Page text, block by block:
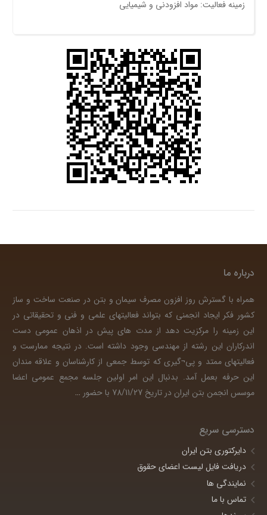
زمینه فعالیت: مواد افزودنی و شیمیایی
درباره ما
همراه با گسترش روز افزون مصرف سیمان و بتن در صنعت ساخت و ساز
کشور فکر ایجاد انجمنی که بتواند فعالیتهای علمی و فنی و تحقیقاتی در
این زمینه را مرکزیت دهد از مدت های پیش در اذهان عمومی دست
اندرکاران این رشته از مهندسی وجود داشته است. در نتیجه ممارست و
فعالیتهای ممتد و پی¬گیری که توسط جمعی از کارشناسان و علاقه مندان
این حرفه بعمل آمد. بدنبال این امر اولین جلسه مجمع عمومی اعضا
موسس انجمن بتن ایران در تاریخ 78/11/27 با حضور
…
دسترسی سریع
دایرکتوری بتن ایران
دریافت فایل لیست اعضای حقوق
نمایندگی ها
تماس با ما